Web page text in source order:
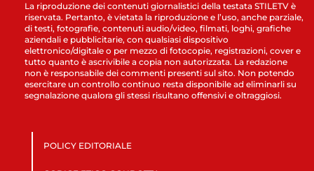
La riproduzione dei contenuti giornalistici della testata STILETV è
riservata. Pertanto, è vietata la riproduzione e l’uso, anche parziale,
di testi, fotografie, contenuti audio/video, filmati, loghi, grafiche
aziendali e pubblicitarie, con qualsiasi dispositivo
elettronico/digitale o per mezzo di fotocopie, registrazioni, cover e
tutto quanto è ascrivibile a copia non autorizzata. La redazione
non è responsabile dei commenti presenti sul sito. Non potendo
esercitare un controllo continuo resta disponibile ad eliminarli su
segnalazione qualora gli stessi risultano offensivi e oltraggiosi.
POLICY EDITORIALE